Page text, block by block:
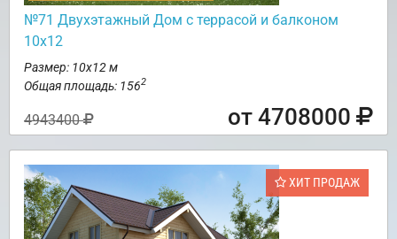
№71 Двухэтажный Дом с террасой и балконом
10х12
Размер: 10х12 м
Общая площадь: 1562
4943400 от 4708000
ХИТ ПРОДАЖ